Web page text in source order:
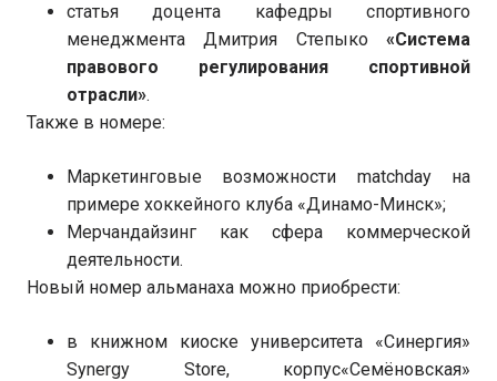
статья доцента кафедры спортивного
менеджмента Дмитрия Степыко «Система
правового регулирования спортивной
отрасли».
Также в номере:
Маркетинговые возможности matchday на
примере хоккейного клуба «Динамо-Минск»;
Мерчандайзинг как сфера коммерческой
деятельности.
Новый номер альманаха можно приобрести:
в книжном киоске университета «Синергия»
Synergy Store, корпус«Семёновская»